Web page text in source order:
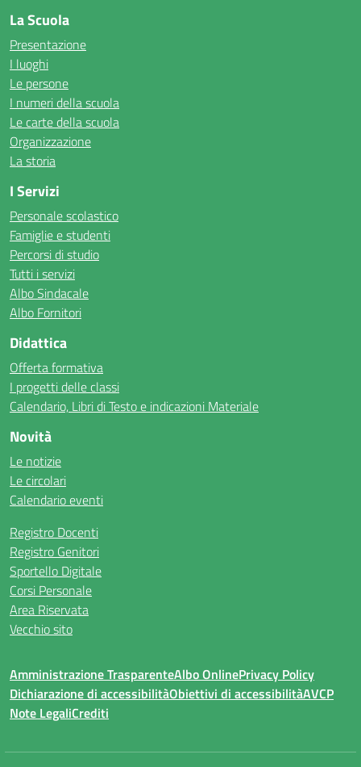
La Scuola
Presentazione
I luoghi
Le persone
I numeri della scuola
Le carte della scuola
Organizzazione
La storia
I Servizi
Personale scolastico
Famiglie e studenti
Percorsi di studio
Tutti i servizi
Albo Sindacale
Albo Fornitori
Didattica
Offerta formativa
I progetti delle classi
Calendario, Libri di Testo e indicazioni Materiale
Novità
Le notizie
Le circolari
Calendario eventi
Registro Docenti
Registro Genitori
Sportello Digitale
Corsi Personale
Area Riservata
Vecchio sito
Amministrazione TrasparenteAlbo OnlinePrivacy Policy
Dichiarazione di accessibilitàObiettivi di accessibilitàAVCP
Note LegaliCrediti